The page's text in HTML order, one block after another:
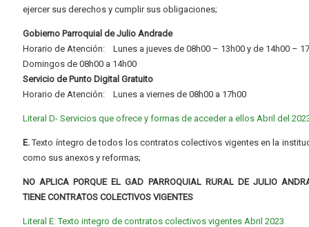
ejercer sus derechos y cumplir sus obligaciones;
Gobierno Parroquial de Julio Andrade
Horario de Atención: Lunes a jueves de 08h00 – 13h00 y de 14h00 –
Domingos de 08h00 a 14h00
Servicio de Punto Digital Gratuito
Horario de Atención: Lunes a viernes de 08h00 a 17h00
Literal D- Servicios que ofrece y formas de acceder a ellos Abril del
E.Texto íntegro de todos los contratos colectivos vigentes en la
como sus anexos y reformas;
NO APLICA PORQUE EL GAD PARROQUIAL RURAL DE JULIO
TIENE CONTRATOS COLECTIVOS VIGENTES
Literal E: Texto integro de contratos colectivos vigentes Abril 2023